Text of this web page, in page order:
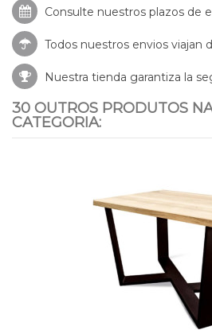
Consulte nuestros plazos de
Todos nuestros envios viajan
Nuestra tienda garantiza la
30 OUTROS PRODUTOS
CATEGORIA: